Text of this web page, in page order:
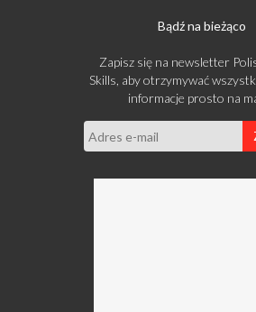
Bądź na bieżąco
Zapisz się na newsletter
Skills, aby otrzymywać
informacje prosto na